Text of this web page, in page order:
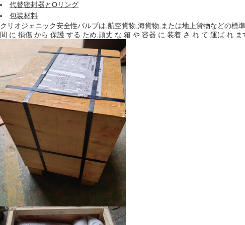
代替密封器とOリング
包装材料
クリオジェニック安全性バルブは,航空貨物,海貨物,または地上貨物などの標
間 に 損傷 から 保護 する ため,頑丈 な 箱 や 容器 に 装着 さ れ て 運ば れ ま